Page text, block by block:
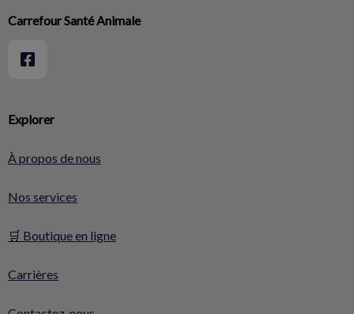
Explorer
À propos de nous
Nos services
🛒 Boutique en ligne
Carrières
Carrefour Santé Animale